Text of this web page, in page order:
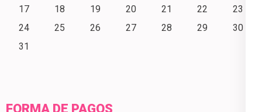
17
18 19 20 21 22
23
24
25 26 27 28 29
30
31
FORMA DE PAGOS